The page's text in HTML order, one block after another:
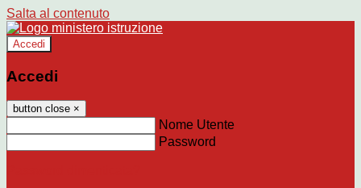
Salta al contenuto
Accedi
Accedi
button close ×
Nome Utente
Password